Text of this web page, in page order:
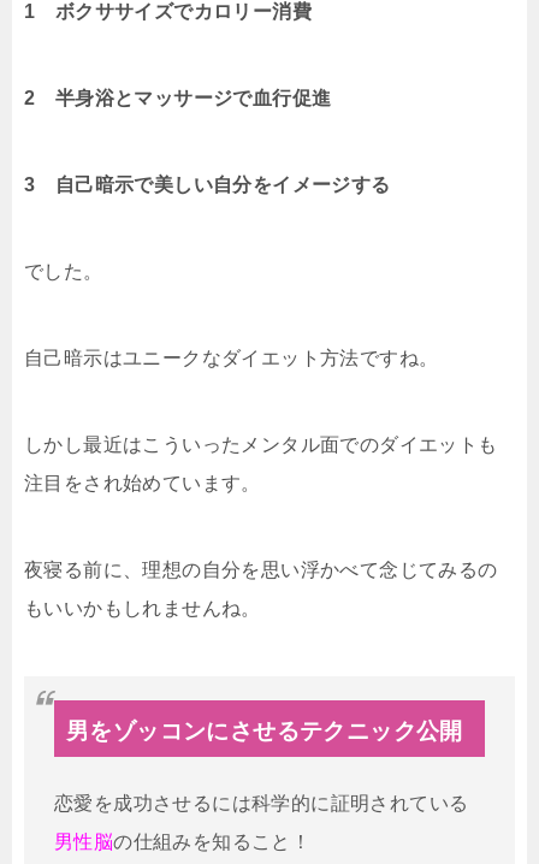
1 ボクササイズでカロリー消費
2 半身浴とマッサージで血行促進
3 自己暗示で美しい自分をイメージする
でした。
自己暗示はユニークなダイエット方法ですね。
しかし最近はこういったメンタル面でのダイエットも
注目をされ始めています。
夜寝る前に、理想の自分を思い浮かべて念じてみるの
もいいかもしれませんね。
男をゾッコンにさせるテクニック公開
恋愛を成功させるには科学的に証明されている
男性脳の仕組みを知ること！